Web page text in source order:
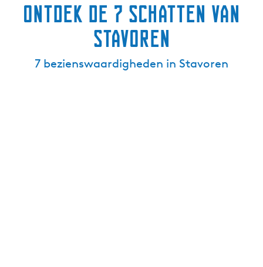
Ontdek de 7 schatten van
Stavoren
7 bezienswaardigheden in Stavoren